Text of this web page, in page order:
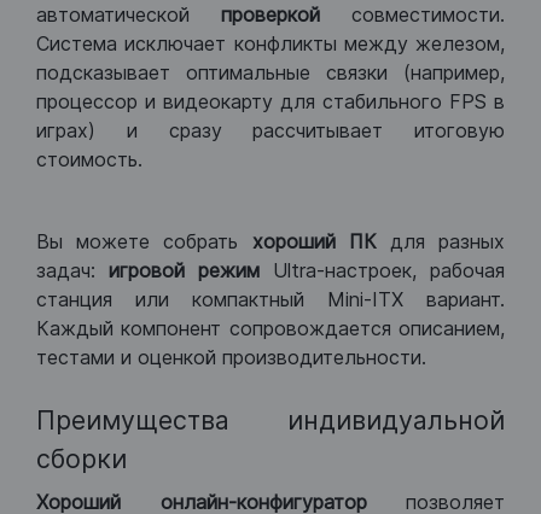
автоматической проверкой совместимости.
Система исключает конфликты между железом,
подсказывает оптимальные связки (например,
процессор и видеокарту для стабильного FPS в
играх) и сразу рассчитывает итоговую
стоимость.
Вы можете собрать хороший ПКдля разных
задач: игровой режим Ultra-настроек, рабочая
станция или компактный Mini-ITX вариант.
Каждый компонент сопровождается описанием,
тестами и оценкой производительности.
Преимущества индивидуальной
сборки
Хороший онлайн-конфигураторпозволяет